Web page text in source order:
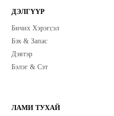
ДЭЛГҮҮР
Бичих Хэрэгсэл
Бэх & Запас
Дэвтэр
Бэлэг & Сэт
ЛАМИ ТУХАЙ